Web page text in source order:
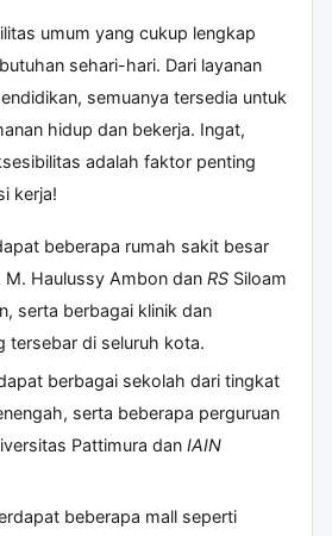
umum yang cukup lengkap
sehari-hari. Dari layanan
semuanya tersedia untuk
hidup dan bekerja. Ingat,
adalah faktor penting
kerja!
beberapa rumah sakit besar
M. Haulussy Ambon dan RSSiloam
serta berbagai klinik dan
tersebar di seluruh kota.
berbagai sekolah dari tingkat
serta beberapa perguruan
Pattimura dan IAIN
beberapa mall seperti